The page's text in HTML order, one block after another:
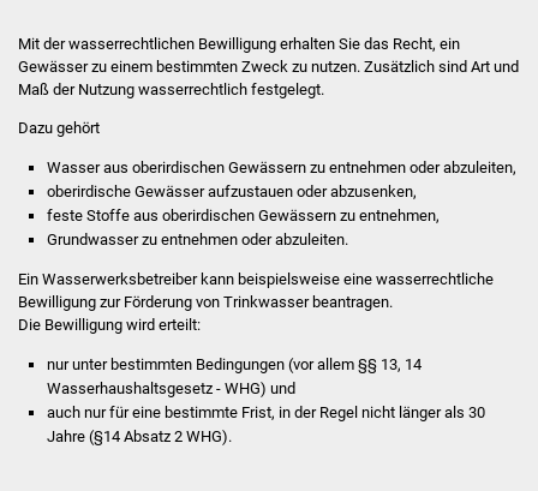
Stellenangebote
Veröffentlichungen
Ortsrecht
FNP / Bebauungspläne
Wahlen
Stadtinfo
Mit der wasserrechtlichen Bewilligung erhalten Sie das Recht, ein
Gewässer zu einem bestimmten Zweck zu nutzen. Zusätzlich sind Art und
Maß der Nutzung wasserrechtlich festgelegt.
Dazu gehört
Wasser aus oberirdischen Gewässern zu entnehmen oder abzuleiten,
oberirdische Gewässer aufzustauen oder abzusenken,
feste Stoffe aus oberirdischen Gewässern zu entnehmen,
Grundwasser zu entnehmen oder abzuleiten.
Ein Wasserwerksbetreiber kann beispielsweise eine wasserrechtl iche
Bewilligung zur Förderung von Trinkwasser beantragen.
Die Bewilligung wird erteilt:
nur unter bestimmten Bedingungen (vor allem §§ 13, 14
Wasserhaushaltsgesetz - WHG) und
auch nur für eine bestimmte Frist, in der Regel nicht länger als 30
Jahre (§14 Absatz 2 WHG).